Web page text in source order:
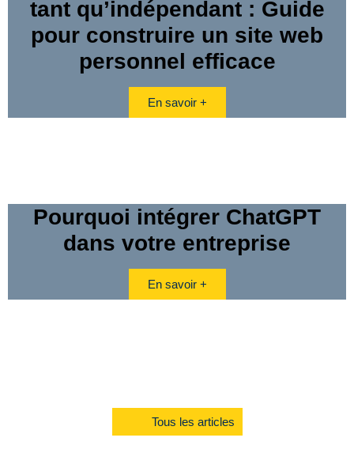
tant qu’indépendant : Guide
pour construire un site web
personnel efficace
En savoir +
Pourquoi intégrer ChatGPT
dans votre entreprise
En savoir +
Tous les articles